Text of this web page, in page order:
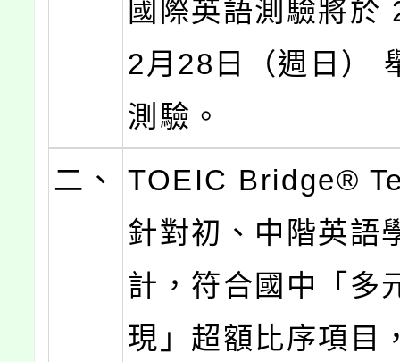
國際英語測驗將於
2月28日（週日）
測驗。
二、
TOEIC Bridge®
針對初、中階英語
計，符合國中「多
現」超額比序項目